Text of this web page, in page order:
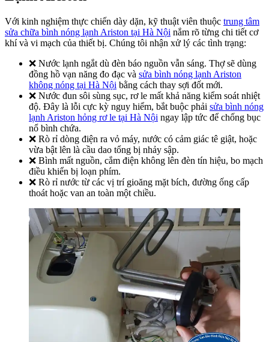
Với kinh nghiệm thực chiến dày dặn, kỹ thuật viên thuộc trung tâm
sửa chữa bình nóng lạnh Ariston tại Hà Nội nắm rõ từng chi tiết cơ
khí và vi mạch của thiết bị. Chúng tôi nhận xử lý các tình trạng:
❌ Nước lạnh ngắt dù đèn báo nguồn vẫn sáng. Thợ sẽ dùng
đồng hồ vạn năng đo đạc và sửa bình nóng lạnh Ariston
không nóng tại Hà Nội bằng cách thay sợi đốt mới.
❌ Nước đun sôi sùng sục, rơ le mất khả năng kiểm soát nhiệt
độ. Đây là lỗi cực kỳ nguy hiểm, bắt buộc phải sửa bình nóng
lạnh Ariston hỏng rơ le tại Hà Nội ngay lập tức để chống bục
nổ bình chứa.
❌ Rò rỉ dòng điện ra vỏ máy, nước có cảm giác tê giật, hoặc
vừa bật lên là cầu dao tổng bị nhảy sập.
❌ Bình mất nguồn, cắm điện không lên đèn tín hiệu, bo mạch
điều khiển bị loạn phím.
❌ Rò rỉ nước từ các vị trí gioăng mặt bích, đường ống cấp
thoát hoặc van an toàn một chiều.